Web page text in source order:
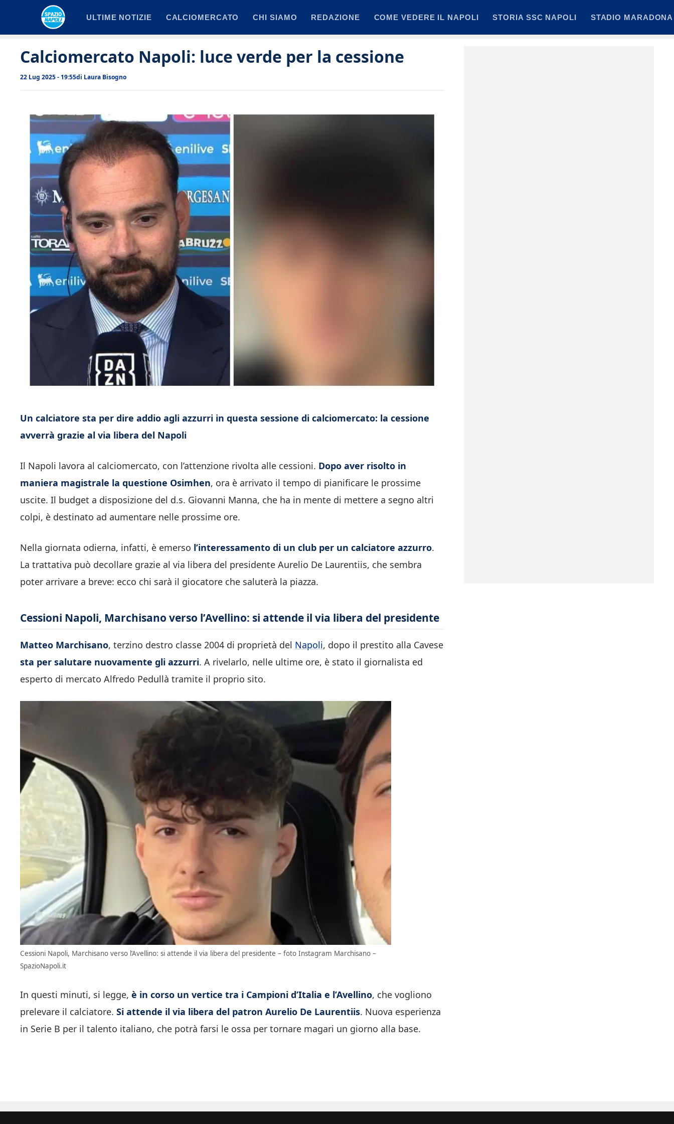
ULTIME NOTIZIE CALCIOMERCATO CHI SIAMO REDAZIONE COME VEDERE IL NAPOLI STORIA SSC NAPOLI STADIO MARADONA
Calciomercato Napoli: luce verde per la cessione
22 Lug 2025 - 19:55di Laura Bisogno
Un calciatore sta per dire addio agli azzurri in questa sessione di calciomercato: la cessione
avverrà grazie al via libera del Napoli
Il Napoli lavora al calciomercato, con l’attenzione rivolta alle cessioni. Dopo aver risolto in
maniera magistrale la questione Osimhen, ora è arrivato il tempo di pianificare le prossime
uscite. Il budget a disposizione del d.s. Giovanni Manna, che ha in mente di mettere a segno altri
colpi, è destinato ad aumentare nelle prossime ore.
Nella giornata odierna, infatti, è emerso l’interessamento di un club per un calciatore azzurro.
La trattativa può decollare grazie al via libera del presidente Aurelio De Laurentiis, che sembra
poter arrivare a breve: ecco chi sarà il giocatore che saluterà la piazza.
Cessioni Napoli, Marchisano verso l’Avellino: si attende il via libera del presidente
Matteo Marchisano, terzino destro classe 2004 di proprietà del Napoli, dopo il prestito alla Cavese
sta per salutare nuovamente gli azzurri. A rivelarlo, nelle ultime ore, è stato il giornalista ed
esperto di mercato Alfredo Pedullà tramite il proprio sito.
Cessioni Napoli, Marchisano verso l’Avellino: si attende il via libera del presidente – foto Instagram Marchisano –
SpazioNapoli.it
In questi minuti, si legge, è in corso un vertice tra i Campioni d’Italia e l’Avellino, che vogliono
prelevare il calciatore. Si attende il via libera del patron Aurelio De Laurentiis. Nuova esperienza
in Serie B per il talento italiano, che potrà farsi le ossa per tornare magari un giorno alla base.